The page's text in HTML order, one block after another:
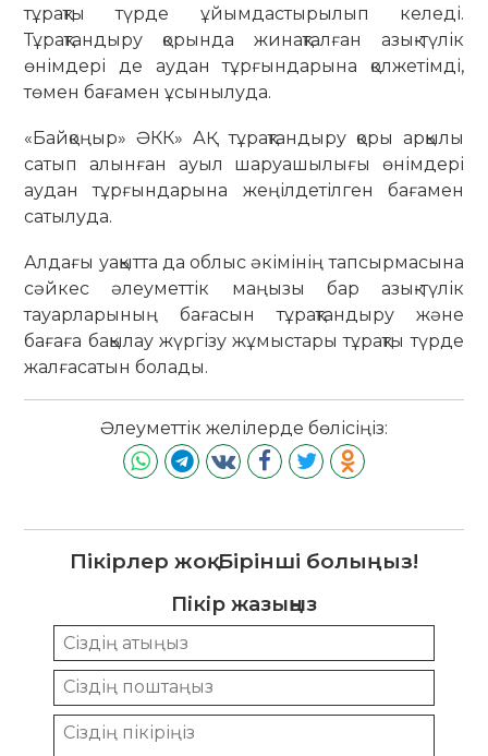
тұрақты түрде ұйымдастырылып келеді.
Тұрақтандыру қорында жинақталған азық-түлік
өнімдері де аудан тұрғындарына қолжетімді,
төмен бағамен ұсынылуда.
«Байқоңыр» ӘКК» АҚ тұрақтандыру қоры арқылы
сатып алынған ауыл шаруашылығы өнімдері
аудан тұрғындарына жеңілдетілген бағамен
сатылуда.
Алдағы уақытта да облыс әкімінің тапсырмасына
сәйкес әлеуметтік маңызы бар азық-түлік
тауарларының бағасын тұрақтандыру және
бағаға бақылау жүргізу жұмыстары тұрақты түрде
жалғасатын болады.
Әлеуметтік желілерде бөлісіңіз:
Пікірлер жоқ. Бірінші болыңыз!
Пікір жазыңыз